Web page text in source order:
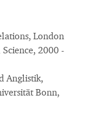
London
2000 -
Anglistik,
Bonn,